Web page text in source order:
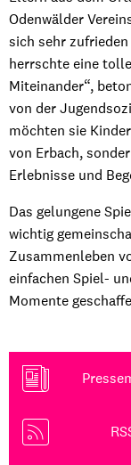
Odenwälder
sich sehr
herrschte eine
Miteinander“,
von der
möchten sie
von Erbach,
Erlebnisse und
Das gelungene
wichtig
Zusammenleben
einfachen Spiel-
Momente